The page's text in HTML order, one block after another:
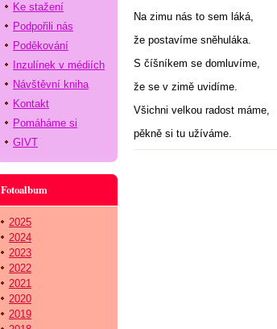
Na zimu nás to sem láká,
že postavíme sněhuláka.
S číšníkem se domluvíme,
že se v zimě uvidíme.
Všichni velkou radost máme,
pěkně si tu užíváme.
Ke stažení
Podpořili nás
Poděkování
Inzulínek v médiích
Návštěvní kniha
Kontakt
Pomáháme si
GIVT
Fotoalbum
2025
2024
2023
2022
2021
2020
2019